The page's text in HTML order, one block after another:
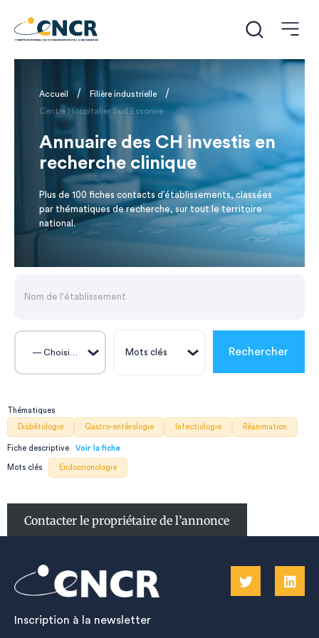
Accueil / Filière industrielle /
Centre Hospitalier Sud Essonne
Annuaire des CH investis en
recherche clinique
Plus de 100 fiches contacts d’établissements, classées
par thématiques de recherche, sur tout le territoire
national.
Thématiques
Diabétologie Gastro-entérologie Infectiologie Réanimation
Fiche descriptive
Mots clés Endocrionologie
Contacter le propriétaire de l’annonce
Inscription à la newsletter